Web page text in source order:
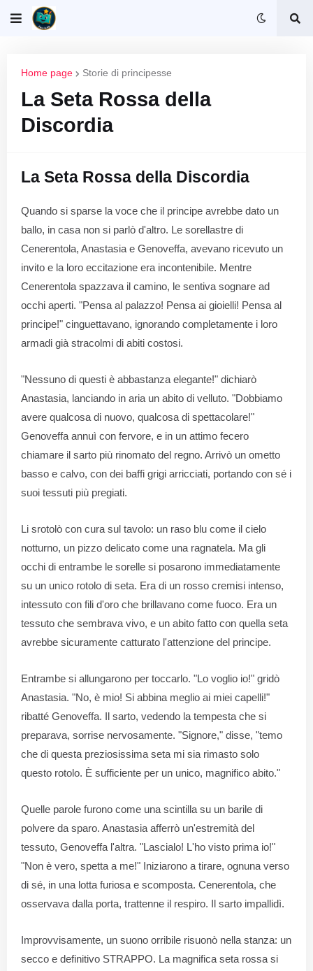
Home page Storie di principesse
La Seta Rossa della
Discordia
La Seta Rossa della Discordia
Quando si sparse la voce che il principe avrebbe dato un
ballo, in casa non si parlò d'altro. Le sorellastre di
Cenerentola, Anastasia e Genoveffa, avevano ricevuto un
invito e la loro eccitazione era incontenibile. Mentre
Cenerentola spazzava il camino, le sentiva sognare ad
occhi aperti. "Pensa al palazzo! Pensa ai gioielli! Pensa al
principe!" cinguettavano, ignorando completamente i loro
armadi già stracolmi di abiti costosi.
"Nessuno di questi è abbastanza elegante!" dichiarò
Anastasia, lanciando in aria un abito di velluto. "Dobbiamo
avere qualcosa di nuovo, qualcosa di spettacolare!"
Genoveffa annuì con fervore, e in un attimo fecero
chiamare il sarto più rinomato del regno. Arrivò un ometto
basso e calvo, con dei baffi grigi arricciati, portando con sé i
suoi tessuti più pregiati.
Li srotolò con cura sul tavolo: un raso blu come il cielo
notturno, un pizzo delicato come una ragnatela. Ma gli
occhi di entrambe le sorelle si posarono immediatamente
su un unico rotolo di seta. Era di un rosso cremisi intenso,
intessuto con fili d'oro che brillavano come fuoco. Era un
tessuto che sembrava vivo, e un abito fatto con quella seta
avrebbe sicuramente catturato l'attenzione del principe.
Entrambe si allungarono per toccarlo. "Lo voglio io!" gridò
Anastasia. "No, è mio! Si abbina meglio ai miei capelli!"
ribatté Genoveffa. Il sarto, vedendo la tempesta che si
preparava, sorrise nervosamente. "Signore," disse, "temo
che di questa preziosissima seta mi sia rimasto solo
questo rotolo. È sufficiente per un unico, magnifico abito."
Quelle parole furono come una scintilla su un barile di
polvere da sparo. Anastasia afferrò un'estremità del
tessuto, Genoveffa l'altra. "Lascialo! L'ho visto prima io!"
"Non è vero, spetta a me!" Iniziarono a tirare, ognuna verso
di sé, in una lotta furiosa e scomposta. Cenerentola, che
osservava dalla porta, trattenne il respiro. Il sarto impallidì.
Improvvisamente, un suono orribile risuonò nella stanza: un
secco e definitivo STRAPPO. La magnifica seta rossa si